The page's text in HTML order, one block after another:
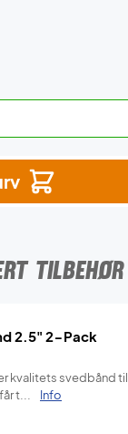
TILBEHØR
2.5" 2-Pack
kvalitets svedbånd til
t...
Info